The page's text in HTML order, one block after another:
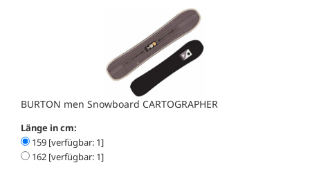
BURTON men Snowboard CARTOGRAPHER
Länge in cm:
159 [verfügbar: 1]
162 [verfügbar: 1]